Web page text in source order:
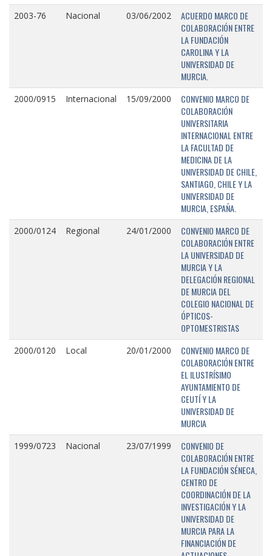
2003-76 Nacional 03/06/2002
ACUERDO MARCO DE
COLABORACIÓN ENTRE
LA FUNDACIÓN
CAROLINA Y LA
UNIVERSIDAD DE
MURCIA.
2000/0915 Internacional 15/09/2000
CONVENIO MARCO DE
COLABORACIÓN
UNIVERSITARIA
INTERNACIONAL ENTRE
LA FACULTAD DE
MEDICINA DE LA
UNIVERSIDAD DE CHILE,
SANTIAGO, CHILE Y LA
UNIVERSIDAD DE
MURCIA, ESPAÑA.
2000/0124 Regional 24/01/2000
CONVENIO MARCO DE
COLABORACIÓN ENTRE
LA UNIVERSIDAD DE
MURCIA Y LA
DELEGACIÓN REGIONAL
DE MURCIA DEL
COLEGIO NACIONAL DE
ÓPTICOS-
OPTOMESTRISTAS
2000/0120 Local 20/01/2000
CONVENIO MARCO DE
COLABORACIÓN ENTRE
EL ILUSTRÍSIMO
AYUNTAMIENTO DE
CEUTÍ Y LA
UNIVERSIDAD DE
MURCIA
1999/0723 Nacional 23/07/1999
CONVENIO DE
COLABORACIÓN ENTRE
LA FUNDACIÓN SÉNECA,
CENTRO DE
COORDINACIÓN DE LA
INVESTIGACIÓN Y LA
UNIVERSIDAD DE
MURCIA PARA LA
FINANCIACIÓN DE